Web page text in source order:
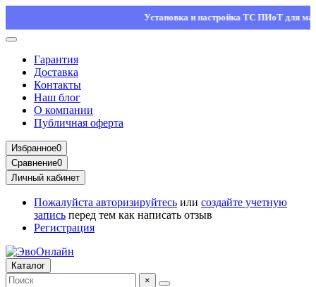
Установка и настройка ТС ПИоТ для
Гарантия
Доставка
Контакты
Наш блог
О компании
Публичная оферта
Избранное0
Сравнение0
Личный кабинет
Пожалуйста авторизируйтесь или создайте учетную
запись перед тем как написать отзыв
Регистрация
Каталог
×